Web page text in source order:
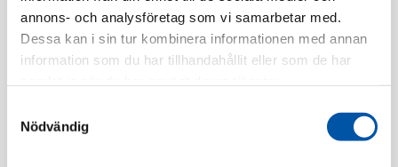
annons- och analysföretag som vi samarbetar med.
Dessa kan i sin tur kombinera informationen med annan
information som du har tillhandahållit eller som de har
Nödvändig
Tillv. Artnr:
EKO07440
Finns i lager